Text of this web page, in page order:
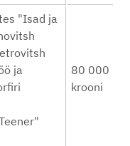
"Isad ja
ja
80 000
krooni